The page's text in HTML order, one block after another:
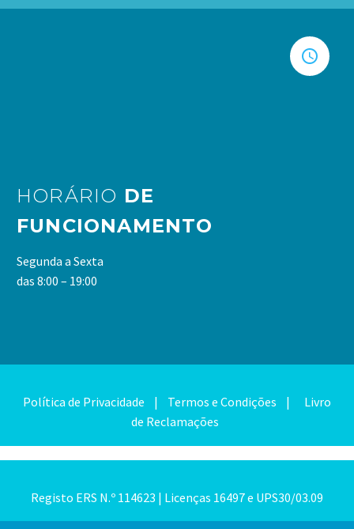


HORÁRIO DE
FUNCIONAMENTO
Segunda a Sexta
das 8:00 – 19:00
Política de Privacidade | Termos e Condições |
Livro
de Reclamações
Registo ERS N.º 114623 | Licenças 16497 e UPS30/03.09